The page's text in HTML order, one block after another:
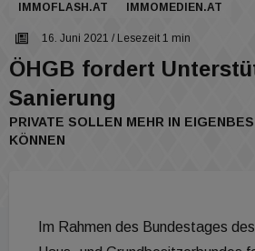
IMMOFLASH.AT IMMOMEDIEN.AT
16. Juni 2021 / Lesezeit 1 min
ÖHGB fordert
Sanierung
PRIVATE SOLLEN MEHR IN
KÖNNEN
Im Rahmen des Bundestages